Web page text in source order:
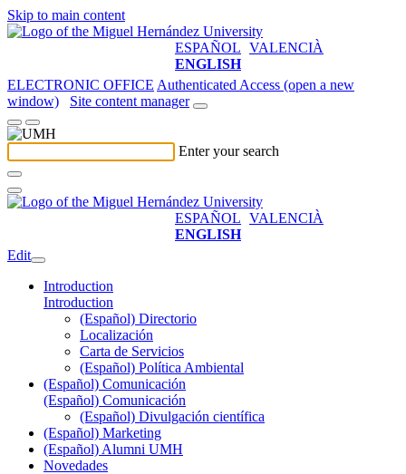
Skip to main content
ESPAÑOL VALENCIÀ
ENGLISH
ELECTRONIC OFFICE Authenticated Access (open a new
window)
Site content manager
Enter your search
ESPAÑOL VALENCIÀ
ENGLISH
Edit
Introduction
Introduction
(Español) Directorio
Localización
Carta de Servicios
(Español) Política Ambiental
(Español) Comunicación
(Español) Comunicación
(Español) Divulgación científica
(Español) Marketing
(Español) Alumni UMH
Novedades